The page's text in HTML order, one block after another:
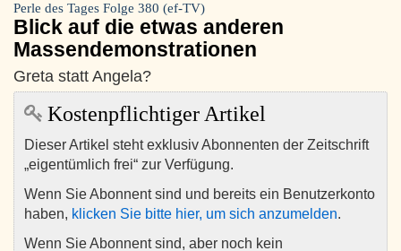
Perle des Tages Folge 380 (ef-TV)
Blick auf die etwas anderen
Massendemonstrationen
Greta statt Angela?
Kostenpflichtiger Artikel
Dieser Artikel steht exklusiv Abonnenten der Zeitschrift
„eigentümlich frei“ zur Verfügung.
Wenn Sie Abonnent sind und bereits ein Benutzerkonto
haben, klicken Sie bitte hier, um sich anzumelden.
Wenn Sie Abonnent sind, aber noch kein